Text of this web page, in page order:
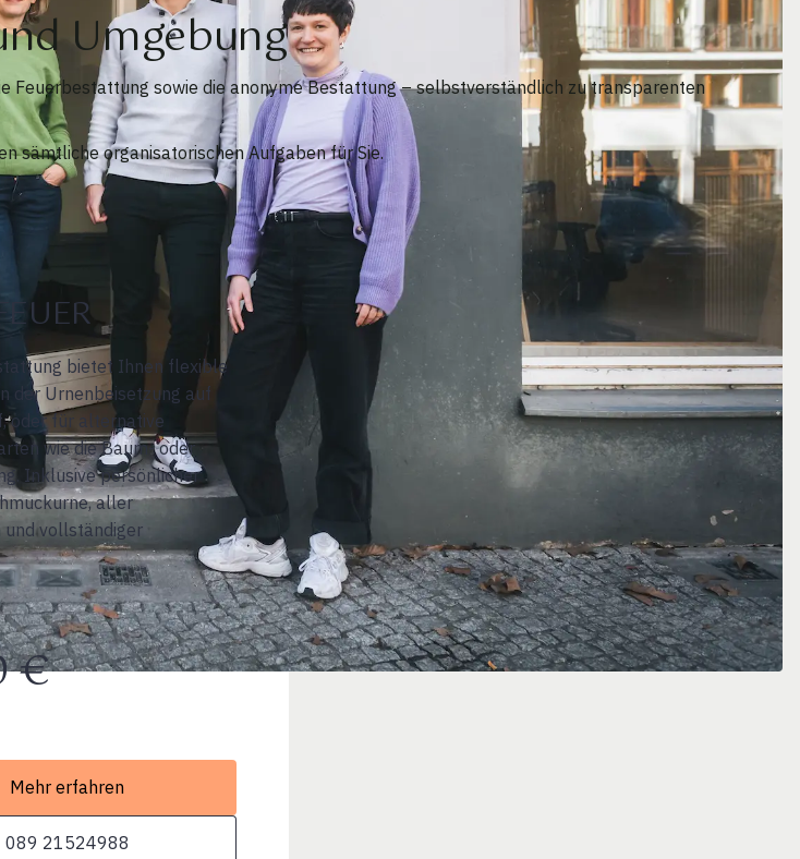
Umgebung
Feuerbestattung sowie die anonyme Bestattung – selbstverständlich zu transparenten
sämtliche organisatorischen Aufgaben für Sie.
bietet Ihnen flexible
der Urnenbeisetzung auf
oder für alternative
wie die Baum- oder
Inklusive persönlicher
aller
vollständiger
€
Mehr erfahren
089 21524988